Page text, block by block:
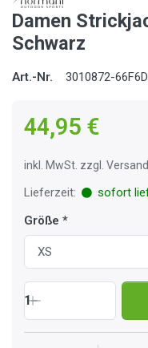
Damen
Schwarz
Art.-Nr. 3010872-
44,95 €
inkl. MwSt. zzgl.
Lieferzeit:
sofort
Größe
1